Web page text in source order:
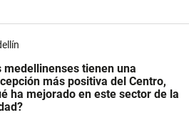
medellinenses tienen una
más positiva del Centro,
ha mejorado en este sector de la